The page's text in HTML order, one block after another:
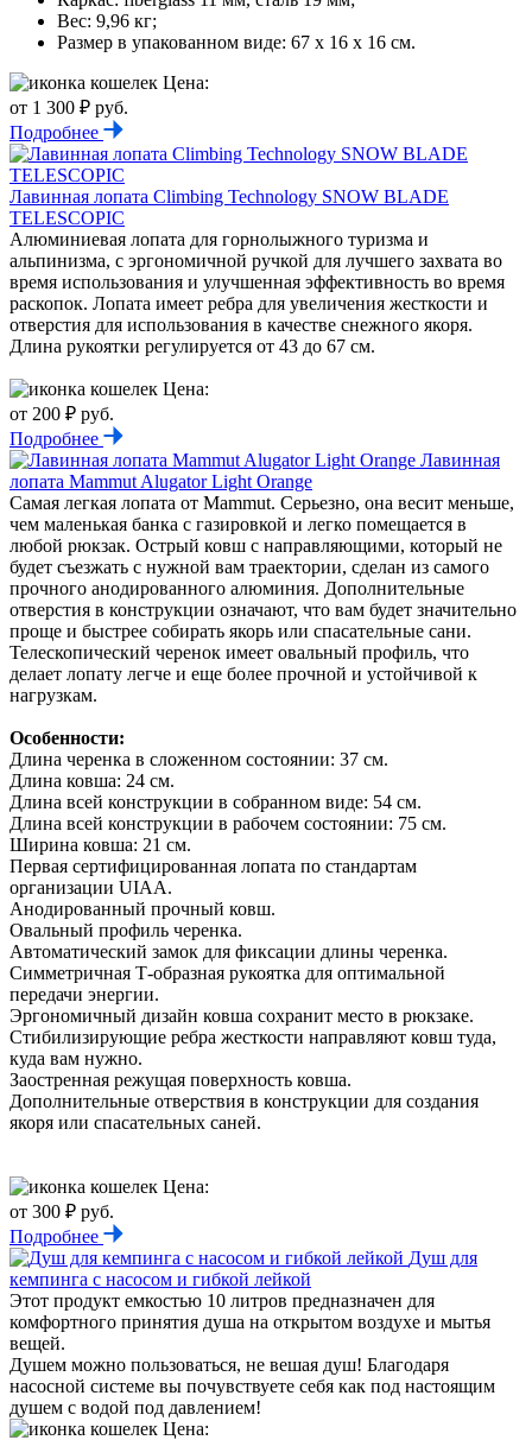
Вес: 9,96 кг;
Размер в упакованном виде: 67 х 16 х 16 см.
Цена:
от 1 300 ₽ руб.
Подробнее
Лавинная лопата Climbing Technology SNOW BLADE
TELESCOPIC
Алюминиевая лопата для горнолыжного туризма и
альпинизма, с эргономичной ручкой для лучшего захвата во
время использования и улучшенная эффективность во время
раскопок. Лопата имеет ребра для увеличения жесткости и
отверстия для использования в качестве снежного якоря.
Длина рукоятки регулируется от 43 до 67 см.
Цена:
от 200 ₽ руб.
Подробнее
Лавинная
лопата Mammut Alugator Light Orange
Самая легкая лопата от Mammut. Серьезно, она весит меньше,
чем маленькая банка с газировкой и легко помещается в
любой рюкзак. Острый ковш с направляющими, который не
будет съезжать с нужной вам траектории, сделан из самого
прочного анодированного алюминия. Дополнительные
отверстия в конструкции означают, что вам будет значительно
проще и быстрее собирать якорь или спасательные сани.
Телескопический черенок имеет овальный профиль, что
делает лопату легче и еще более прочной и устойчивой к
нагрузкам.
Особенности:
Длина черенка в сложенном состоянии: 37 см.
Длина ковша: 24 см.
Длина всей конструкции в собранном виде: 54 см.
Длина всей конструкции в рабочем состоянии: 75 см.
Ширина ковша: 21 см.
Первая сертифицированная лопата по стандартам
организации UIAA.
Анодированный прочный ковш.
Овальный профиль черенка.
Автоматический замок для фиксации длины черенка.
Симметричная Т-образная рукоятка для оптимальной
передачи энергии.
Эргономичный дизайн ковша сохранит место в рюкзаке.
Стибилизирующие ребра жесткости направляют ковш туда,
куда вам нужно.
Заостренная режущая поверхность ковша.
Дополнительные отверствия в конструкции для создания
якоря или спасательных саней.
Цена:
от 300 ₽ руб.
Подробнее
Душ для
кемпинга с насосом и гибкой лейкой
Этот продукт емкостью 10 литров предназначен для
комфортного принятия душа на открытом воздухе и мытья
вещей.
Душем можно пользоваться, не вешая душ! Благодаря
насосной системе вы почувствуете себя как под настоящим
душем с водой под давлением!
Цена: